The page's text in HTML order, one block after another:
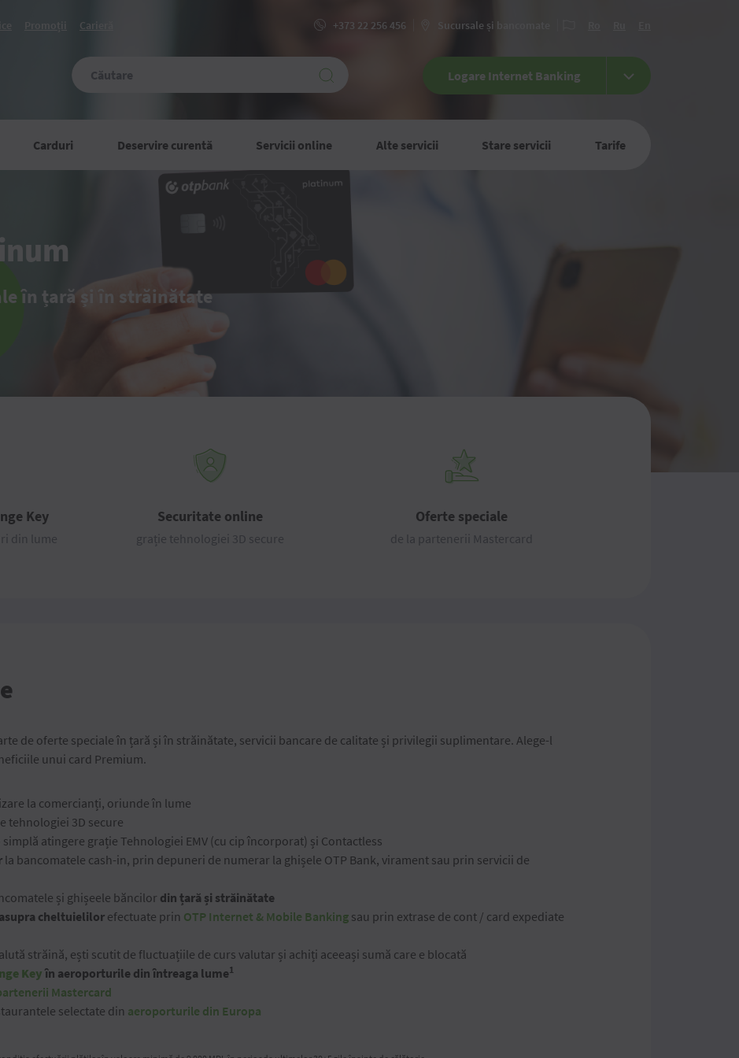
Carieră +373 22 256 456 Sucursale și bancomate
Logare Internet Banking
Carduri Deservire curentă Servicii online Alte servicii Stare servicii Tarife
în țară și în străinătate
Key
din lume
Securitate online
grație tehnologiei 3D secure
Oferte speciale
de la partenerii Mastercard
de oferte speciale în țară și în străinătate, servicii bancare de calitate și privilegii suplimentare. Alege-l
unui card Premium.
la comercianți, oriunde în lume
tehnologiei 3D secure
atingere grație Tehnologiei EMV (cu cip încorporat) și Contactless
la bancomatele cash-in, prin depuneri de numerar la ghișele OTP Bank, virament sau prin servicii de
și ghișeele băncilor din țară și străinătate
cheltuielilor efectuate prin OTP Internet & Mobile Banking sau prin extrase de cont / card expediate
străină, ești scutit de fluctuațiile de curs valutar și achiți aceeași sumă care e blocată
Key în aeroporturile din întreaga lume1
Mastercard
selectate din aeroporturile din Europa